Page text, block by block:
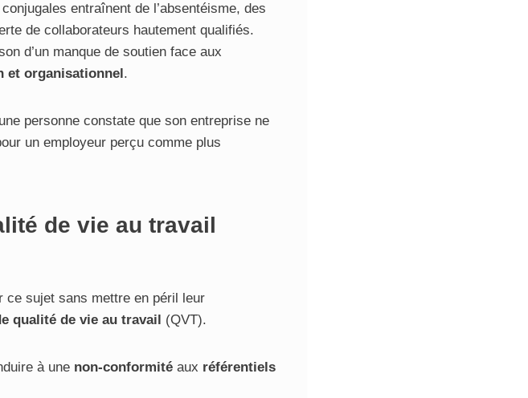
entraînent de l’absentéisme, des
de collaborateurs hautement qualifiés.
d’un manque de soutien face aux
et organisationnel .
personne constate que son entreprise ne
un employeur perçu comme plus
de vie au travail
ce sujet sans mettre en péril leur
qualité de vie au travail (QVT).
à une non-conformité aux référentiels